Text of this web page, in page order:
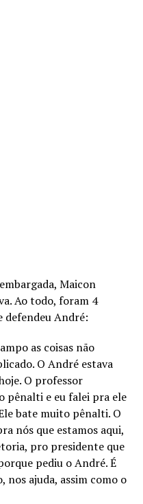
Maicon
Ao todo, foram 4
defendeu André:
as coisas não
O André estava
O professor
pênalti e eu falei pra ele
bate muito pênalti. O
nós que estamos aqui,
pro presidente que
pediu o André. É
ajuda, assim como o